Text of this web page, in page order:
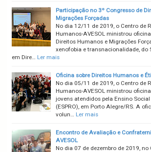
Participação no 3º Congresso de
Migrações Forçadas
No dia 12/11 de 2019, o Centro de
Humanos-AVESOL ministrou
Direitos Humanos e Migrações
xenofobia e transnacionalidade, do
em Dire… Ler mais
Oficina sobre Direitos Humanos e
No dia 05/11 de 2019, o Centro de
Humanos-AVESOL ministrou
jovens atendidos pela Ensino
(ESPRO), em Porto Alegre/RS. A
volun… Ler mais
Encontro de Avaliação e
AVESOL
No dia 07 de dezembro de 2019, no